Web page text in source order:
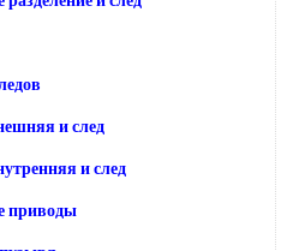
и след
и след
приводы